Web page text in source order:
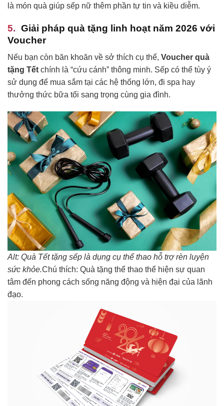
là món quà giúp sếp nữ thêm phần tự tin và kiều diễm.
Giải pháp quà tặng linh hoạt năm 2026 với
Voucher
Nếu bạn còn băn khoăn về sở thích cụ thể, Voucher quà
tặng Tết chính là “cứu cánh” thông minh. Sếp có thể tùy ý
sử dụng để mua sắm tại các hệ thống lớn, đi spa hay
thưởng thức bữa tối sang trọng cùng gia đình.
Alt: Quà Tết tặng sếp là dụng cụ thể thao hỗ trợ rèn luyện
sức khỏe.Chú thích: Quà tặng thể thao thể hiện sự quan
tâm đến phong cách sống năng động và hiện đại của lãnh
đạo.